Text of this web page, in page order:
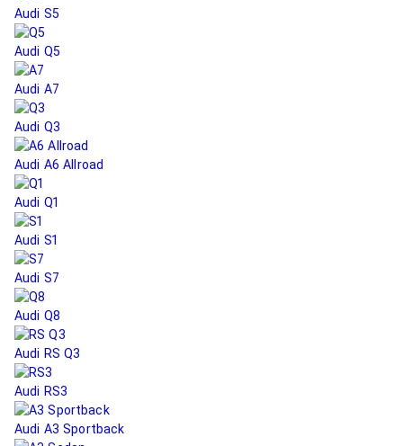
Audi S5
Audi Q5
Audi A7
Audi Q3
Audi A6 Allroad
Audi Q1
Audi S1
Audi S7
Audi Q8
Audi RS Q3
Audi RS3
Audi A3 Sportback